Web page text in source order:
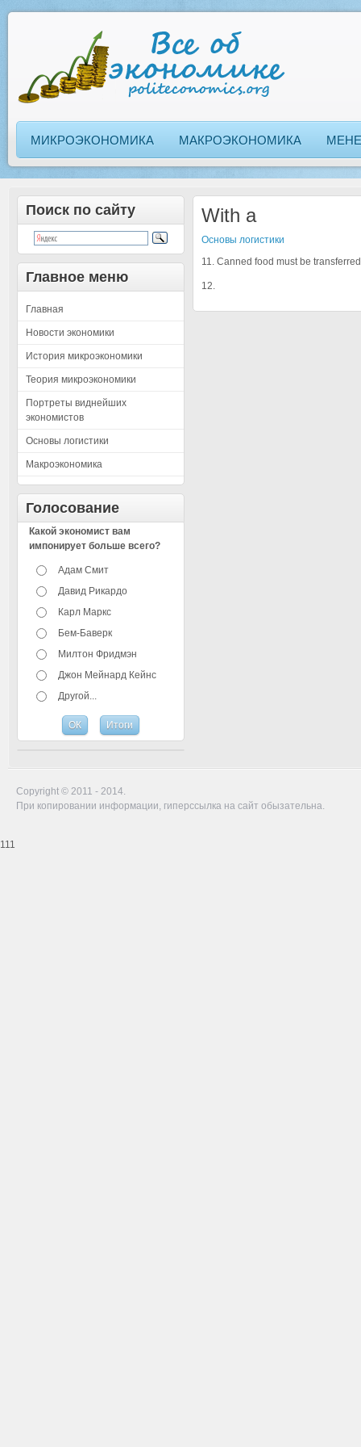
МИКРОЭКОНОМИКА МАКРОЭКОНОМИКА
Поиск по сайту
Главное меню
Главная
Новости экономики
История микроэкономики
Теория микроэкономики
Портреты виднейших
экономистов
Основы логистики
Макроэкономика
Голосование
Какой экономист вам
импонирует больше всего?
Адам Смит
Давид Рикардо
Карл Маркс
Бем-Баверк
Милтон Фридмэн
Джон Мейнард Кейнс
Другой...
With a
Основы логистики
11. Canned food must be
12.
Copyright © 2011 - 2014.
При копировании информации, гиперссылка на сайт обызательна.
111